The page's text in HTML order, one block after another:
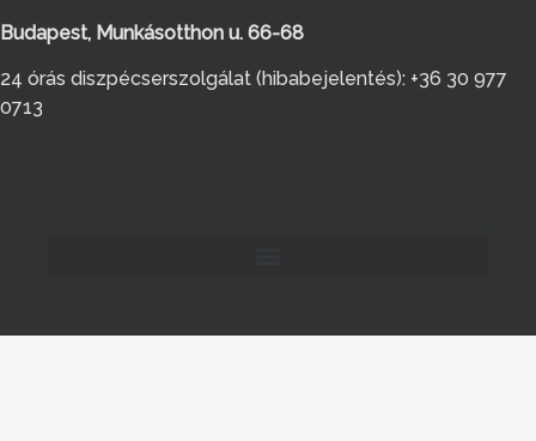
Budapest, Munkásotthon u. 66-68
24 órás diszpécserszolgálat (hibabejelentés): +36 30 977
0713